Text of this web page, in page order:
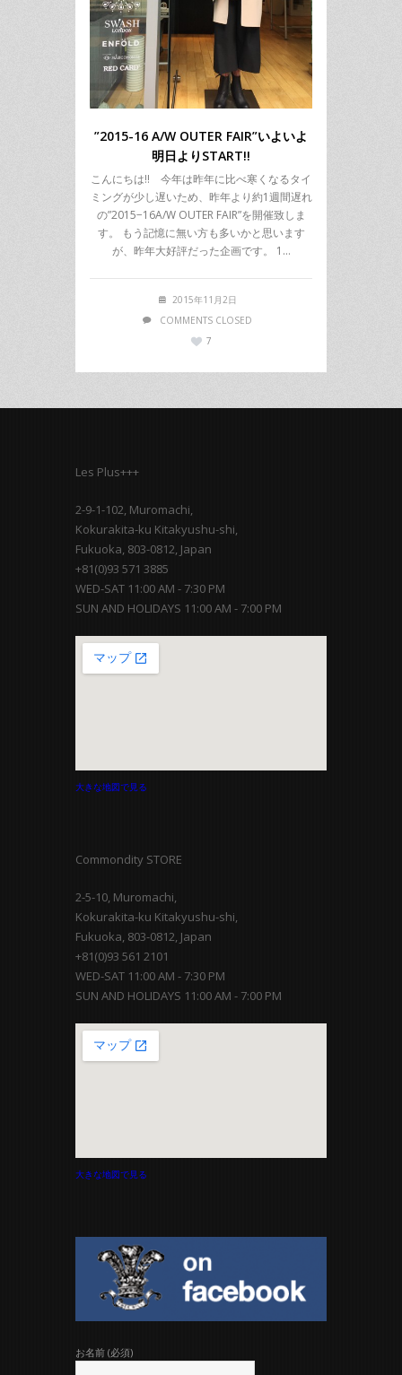
”2015-16 A/W OUTER FAIR”いよいよ
明日よりSTART!!
こんにちは!! 今年は昨年に比べ寒くなるタイ
ミングが少し遅いため、昨年より約1週間遅れ
の”2015−16A/W OUTER FAIR”を開催致しま
す。 もう記憶に無い方も多いかと思います
が、昨年大好評だった企画です。 1…
2015年11月2日
COMMENTS CLOSED
7
Les Plus+++
2-9-1-102, Muromachi,
Kokurakita-ku Kitakyushu-shi,
Fukuoka, 803-0812, Japan
+81(0)93 571 3885
WED-SAT 11:00 AM - 7:30 PM
SUN AND HOLIDAYS 11:00 AM - 7:00 PM
大きな地図で見る
Commondity STORE
2-5-10, Muromachi,
Kokurakita-ku Kitakyushu-shi,
Fukuoka, 803-0812, Japan
+81(0)93 561 2101
WED-SAT 11:00 AM - 7:30 PM
SUN AND HOLIDAYS 11:00 AM - 7:00 PM
大きな地図で見る
お名前 (必須)